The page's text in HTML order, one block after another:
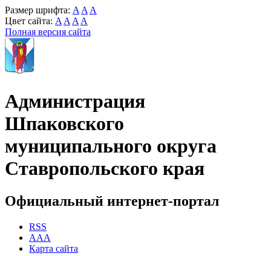
Размер шрифта: A A A
Цвет сайта: A A A A
Полная версия сайта
Администрация
Шпаковского
муниципального округа
Ставропольского края
Официальный интернет-портал
RSS
AAA
Карта сайта